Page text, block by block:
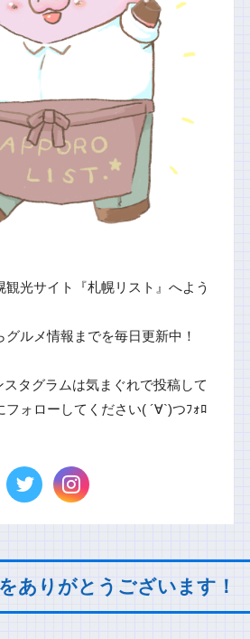
光サイト『札幌リスト』へよう
ルメ情報までを毎日更新中！
タグラムは気まぐれで投稿して
フォローしてください( ´∀`)つﾌｫﾛ
ありがとうございます！